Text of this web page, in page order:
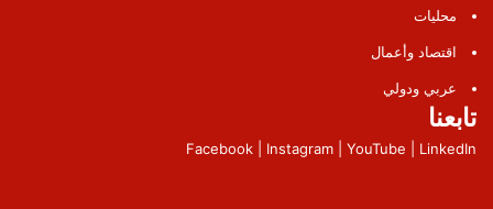
محليات
اقتصاد وأعمال
عربي ودولي
تابعنا
Facebook | Instagram | YouTube | LinkedIn